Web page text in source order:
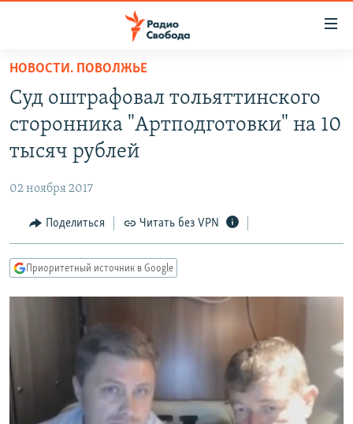
упрощенного
доступа
основному
Вернутся
Вернутся
ПОДКАСТЫ
АВТОРСКИЕ ПРОЕКТЫ
МНЕНИЯ
КУЛЬТУРА
КАВКАЗ.РЕАЛИИ
СИБИРЬ.РЕАЛИИ
РАСПИСАНИЕ ВЕЩАНИЯ
ПОДПИШИТЕСЬ НА РАССЫЛКУ
НОВОСТИ. ПОВОЛЖЬЕ
Суд оштрафовал тольяттинского
сторонника "Артподготовки" на 10
тысяч рублей
02 ноября 2017
Поделиться Читать без VPN
Приоритетный источник в Google